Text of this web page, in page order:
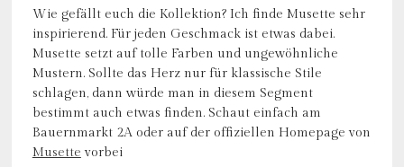
Wie gefällt euch die Kollektion? Ich finde Musette sehr
inspirierend. Für jeden Geschmack ist etwas dabei.
Musette setzt auf tolle Farben und ungewöhnliche
Mustern. Sollte das Herz nur für klassische Stile
schlagen, dann würde man in diesem Segment
bestimmt auch etwas finden. Schaut einfach am
Bauernmarkt 2A oder auf der offiziellen Homepage von
Musette vorbei